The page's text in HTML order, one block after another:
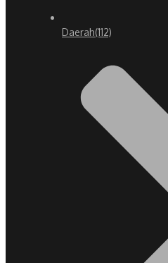
Daerah(112)